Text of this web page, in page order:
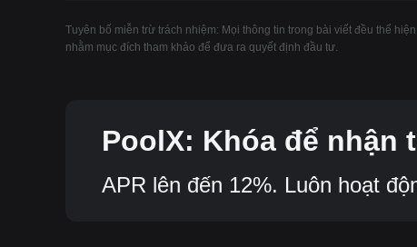
Tuyên bố miễn trừ trách nhiệm: Mọi thông tin trong bài viết đều thể
nhằm mục đích tham khảo để đưa ra quyết định đầu tư.
PoolX: Khóa để nhận
APR lên đến 12%. Luôn hoạt